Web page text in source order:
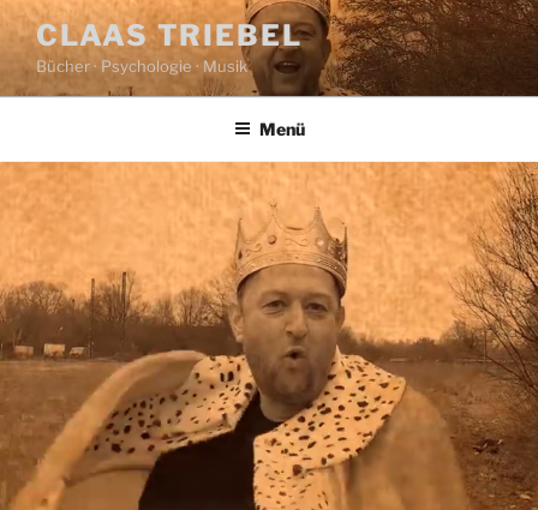
Zum
Inhalt
springen
CLAAS TRIEBEL
Bücher · Psychologie · Musik
Menü